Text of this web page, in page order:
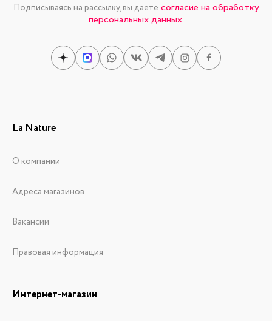
Подписываясь на рассылку, вы даете согласие на обработку
персональных данных.
La Nature
О компании
Адреса магазинов
Вакансии
Правовая информация
Интернет-магазин